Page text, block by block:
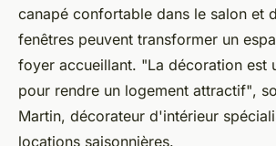
canapé confortable dans le salon et
fenêtres peuvent transformer un
foyer accueillant. "La décoration est
pour rendre un logement attractif",
Martin, décorateur d'intérieur
locations saisonnières.